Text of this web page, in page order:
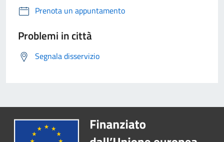
Prenota un appuntamento
Problemi in città
Segnala disservizio